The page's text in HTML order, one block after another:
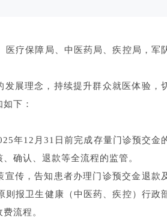
医疗保障局、中医药局、疾控局，军
展理念，持续提升群众就医体验，
下：
年12月31日前完成存量门诊预交金
确认、退款等全流程的监管。
传，告知患者办理门诊预交金退款
则报卫生健康（中医药、疾控）行政
流程。